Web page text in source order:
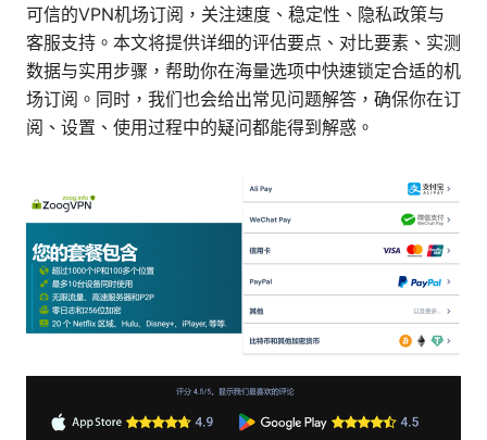
可信的VPN机场订阅，关注速度、稳定性、隐私政策与
客服支持。本文将提供详细的评估要点、对比要素、实测
数据与实用步骤，帮助你在海量选项中快速锁定合适的机
场订阅。同时，我们也会给出常见问题解答，确保你在订
阅、设置、使用过程中的疑问都能得到解惑。